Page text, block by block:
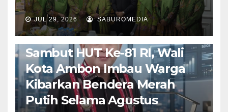
JUL 29, 2026 SABUROMEDIA
AMBON METRO POLITIK & PEMERINTAHAN
Sambut HUT Ke-81 RI, Wali
Kota Ambon Imbau Warga
Kibarkan Bendera Merah
Putih Selama Agustus